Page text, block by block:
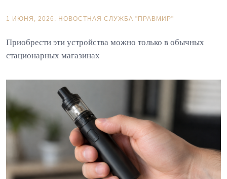
1 ИЮНЯ, 2026. НОВОСТНАЯ СЛУЖБА "ПРАВМИР"
Приобрести эти устройства можно только в обычных
стационарных магазинах